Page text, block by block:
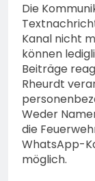
Die
Kanal nicht
können
Beiträge
Rheurdt
Weder
die
WhatsApp-
möglich.